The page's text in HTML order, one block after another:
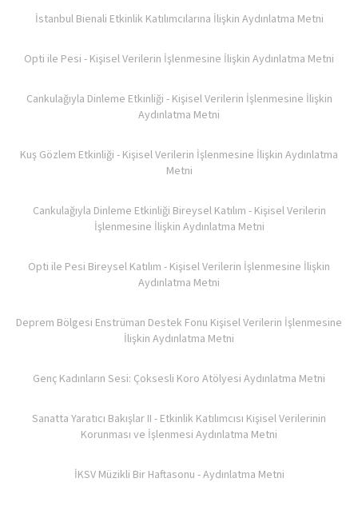
İstanbul Bienali Etkinlik Katılımcılarına İlişkin Aydınlatma Metni
Opti ile Pesi - Kişisel Verilerin İşlenmesine İlişkin Aydınlatma Metni
Cankulağıyla Dinleme Etkinliği - Kişisel Verilerin İşlenmesine İlişkin
Aydınlatma Metni
Kuş Gözlem Etkinliği - Kişisel Verilerin İşlenmesine İlişkin Aydınlatma
Metni
Cankulağıyla Dinleme Etkinliği Bireysel Katılım - Kişisel Verilerin
İşlenmesine İlişkin Aydınlatma Metni
Opti ile Pesi Bireysel Katılım - Kişisel Verilerin İşlenmesine İlişkin
Aydınlatma Metni
Deprem Bölgesi Enstrüman Destek Fonu Kişisel Verilerin İşlenmesine
İlişkin Aydınlatma Metni
Genç Kadınların Sesi: Çoksesli Koro Atölyesi Aydınlatma Metni
Sanatta Yaratıcı Bakışlar II - Etkinlik Katılımcısı Kişisel Verilerinin
Korunması ve İşlenmesi Aydınlatma Metni
İKSV Müzikli Bir Haftasonu - Aydınlatma Metni